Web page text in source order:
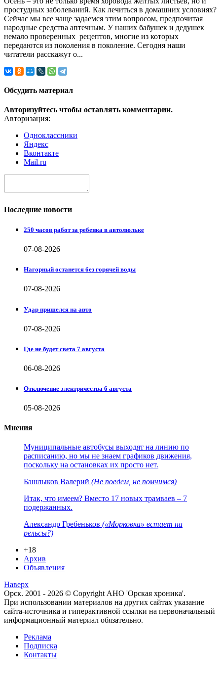
простудных заболеваний. Как лечиться в домашних условиях?
Сейчас мы все чаще задаемся этим вопросом, предпочитая
народные средства аптечным. У наших бабушек и дедушек
немало проверенных рецептов, многие из которых
передаются из поколения в поколение. Сегодня наши
читатели расскажут о...
Обсудить материал
Авторизуйтесь чтобы оставлять комментарии.
Авторизация:
Одноклассники
Яндекс
Вконтакте
Mail.ru
Последние новости
250 часов работ за ребенка в автолюльке
07-08-2026
Нагорный останется без горячей воды
07-08-2026
Удар пришелся на авто
07-08-2026
Где не будет света 7 августа
06-08-2026
Отключение электричества 6 августа
05-08-2026
Мнения
Муниципальные автобусы выходят на линию по
расписанию, но мы не знаем графиков движения,
поскольку на остановках их просто нет.
Башлыков Валерий (Не поедем, не помчимся)
Итак, что имеем? Вместо 17 новых трамваев – 7
подержанных.
Александр Гребеньков («Морковка» встает на
рельсы?)
+18
Архив
Объявления
Наверх
Орск. 2001 - 2026 © Copyright АНО 'Орская хроника'.
При использовании материалов на других сайтах указание
сайта-источника и гиперактивной ссылки на первоначальный
информационный материал обязательно.
Реклама
Подписка
Контакты